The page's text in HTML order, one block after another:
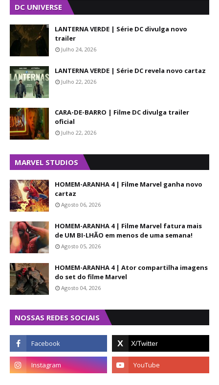
DC UNIVERSE
LANTERNA VERDE | Série DC divulga novo
trailer
Julho 24, 2026
LANTERNA VERDE | Série DC revela novo cartaz
Julho 22, 2026
CARA-DE-BARRO | Filme DC divulga trailer
oficial
Julho 22, 2026
MARVEL STUDIOS
HOMEM-ARANHA 4 | Filme Marvel ganha novo
cartaz
Agosto 06, 2026
HOMEM-ARANHA 4 | Filme Marvel fatura mais
de UM BI-LHÃO em menos de uma semana!
Agosto 05, 2026
HOMEM-ARANHA 4 | Ator compartilha imagens
do set do filme Marvel
Agosto 04, 2026
NOSSAS REDES SOCIAIS